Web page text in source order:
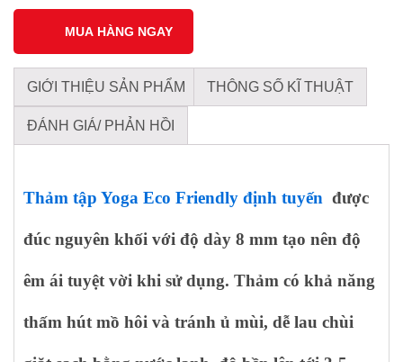
GIỚI THIỆU SẢN PHẨM THÔNG SỐ KĨ THUẬT
ĐÁNH GIÁ/ PHẢN HỒI
Thảm tập Yoga Eco Friendly định tuyến được
đúc nguyên khối với độ dày 8 mm tạo nên độ
êm ái tuyệt vời khi sử dụng. Thảm có khả năng
thấm hút mồ hôi và tránh ủ mùi, dễ lau chùi